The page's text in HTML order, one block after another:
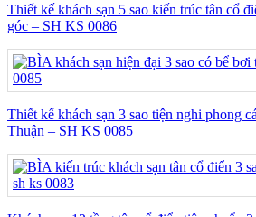
Thiết kế khách sạn 5 sao kiến trúc tân cổ
góc – SH KS 0086
Thiết kế khách sạn 3 sao tiện nghi phong
Thuận – SH KS 0085